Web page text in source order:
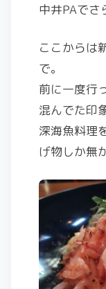
中井PAでさ
ここからは
で。
前に一度行
混んでた印
深海魚料理
げ物しか無